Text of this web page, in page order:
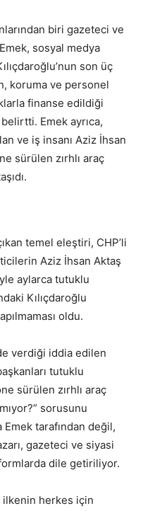
biri gazeteci ve
sosyal medya
son üç
koruma ve personel
finanse edildiği
belirtti. Emek ayrıca,
ve iş insanı Aziz İhsan
sürülen zırhlı araç
temel eleştiri, CHP’li
Aziz İhsan Aktaş
aylarca tutuklu
Kılıçdaroğlu
oldu.
verdiği iddia edilen
tutuklu
sürülen zırhlı araç
sorusunu
Emek tarafından değil,
gazeteci ve siyasi
dile getiriliyor.
ilkenin herkes için